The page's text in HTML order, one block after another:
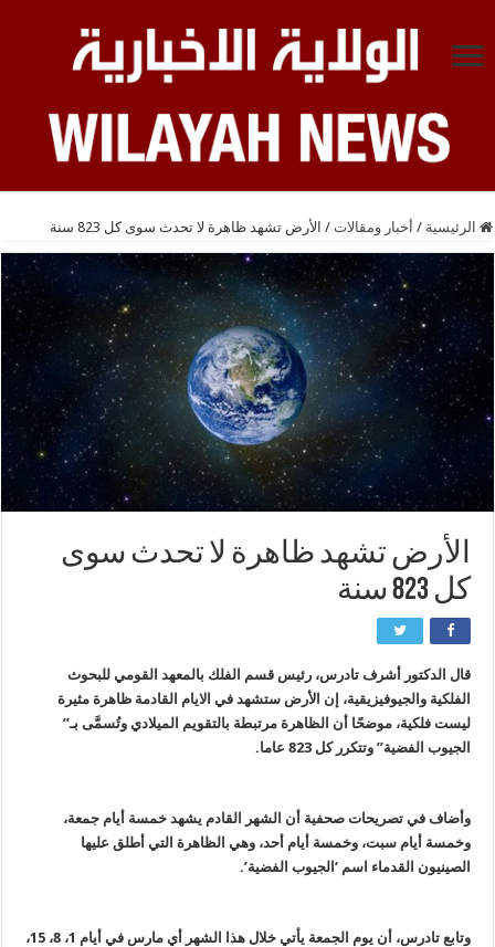
الرئيسية / أخبار ومقالات / الأرض تشهد ظاهرة لا تحدث سوى كل 823 سنة
الأرض تشهد ظاهرة لا تحدث سوى
كل 823 سنة
قال الدكتور أشرف تادرس، رئيس قسم الفلك بالمعهد القومي للبحوث
الفلكية والجيوفيزيقية، إن الأرض ستشهد في الايام القادمة ظاهرة مثيرة
ليست فلكية، موضحًا أن الظاهرة مرتبطة بالتقويم الميلادي وتُسمَّى بـ”
الجيوب الفضية” وتتكرر كل 823 عاما.
وأضاف في تصريحات صحفية أن الشهر القادم يشهد خمسة أيام جمعة،
وخمسة أيام سبت، وخمسة أيام أحد، وهي الظاهرة التي أطلق عليها
الصينيون القدماء اسم ‘الجيوب الفضية’.
وتابع تادرس، أن يوم الجمعة يأتي خلال هذا الشهر أي مارس في أيام 1، 8، 15،